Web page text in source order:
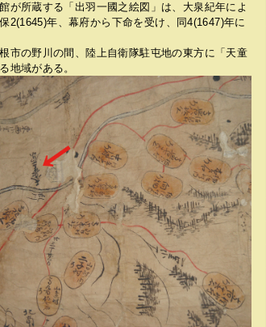
が所蔵する「出羽一國之絵図」は、大泉紀年によ
2(1645)年、幕府から下命を受け、同4(1647)年に
市の野川の間、陸上自衛隊駐屯地の東方に「天童
地域がある。